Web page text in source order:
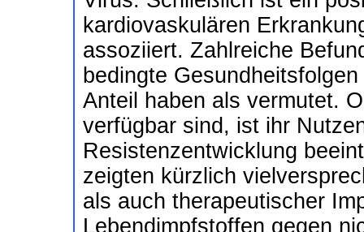
kardiovaskulären
assoziiert. Zahlreiche
bedingte
Anteil haben als vermutet.
verfügbar sind, ist ihr
Resistenzentwicklung
zeigten kürzlich
als auch therapeutischer
Lebendimpfstoffen gegen